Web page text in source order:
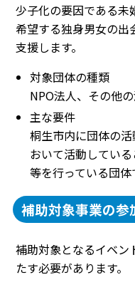
少子化の要因である未
希望する独身男女の出
支援します。
対象団体の種類
NPO法人、その他
主な要件
桐生市内に団体の
おいて活動してい
等を行っている団体
補助対象事業の参
補助対象となるイベン
たす必要があります。